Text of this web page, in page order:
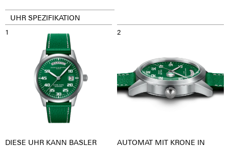
UHR SPEZIFIKATION
1
DIESE UHR KANN BASLER
2
AUTOMAT MIT KRONE IN